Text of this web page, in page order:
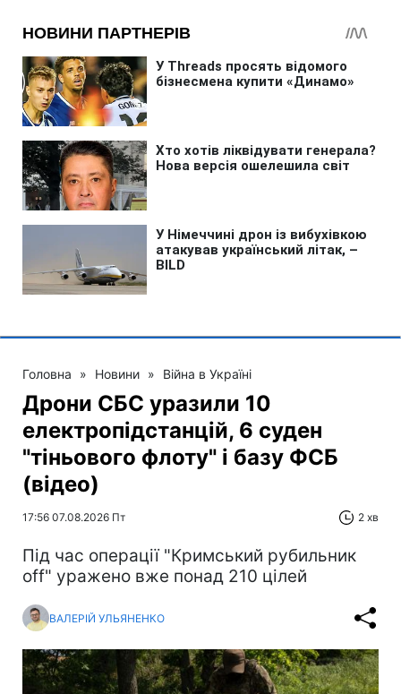
Головна » Новини » Війна в Україні
Дрони СБС уразили 10
електропідстанцій, 6 суден
"тіньового флоту" і базу ФСБ
(відео)
17:56 07.08.2026 Пт 2 хв
Під час операції "Кримський рубильник
off" уражено вже понад 210 цілей
ВАЛЕРІЙ УЛЬЯНЕНКО